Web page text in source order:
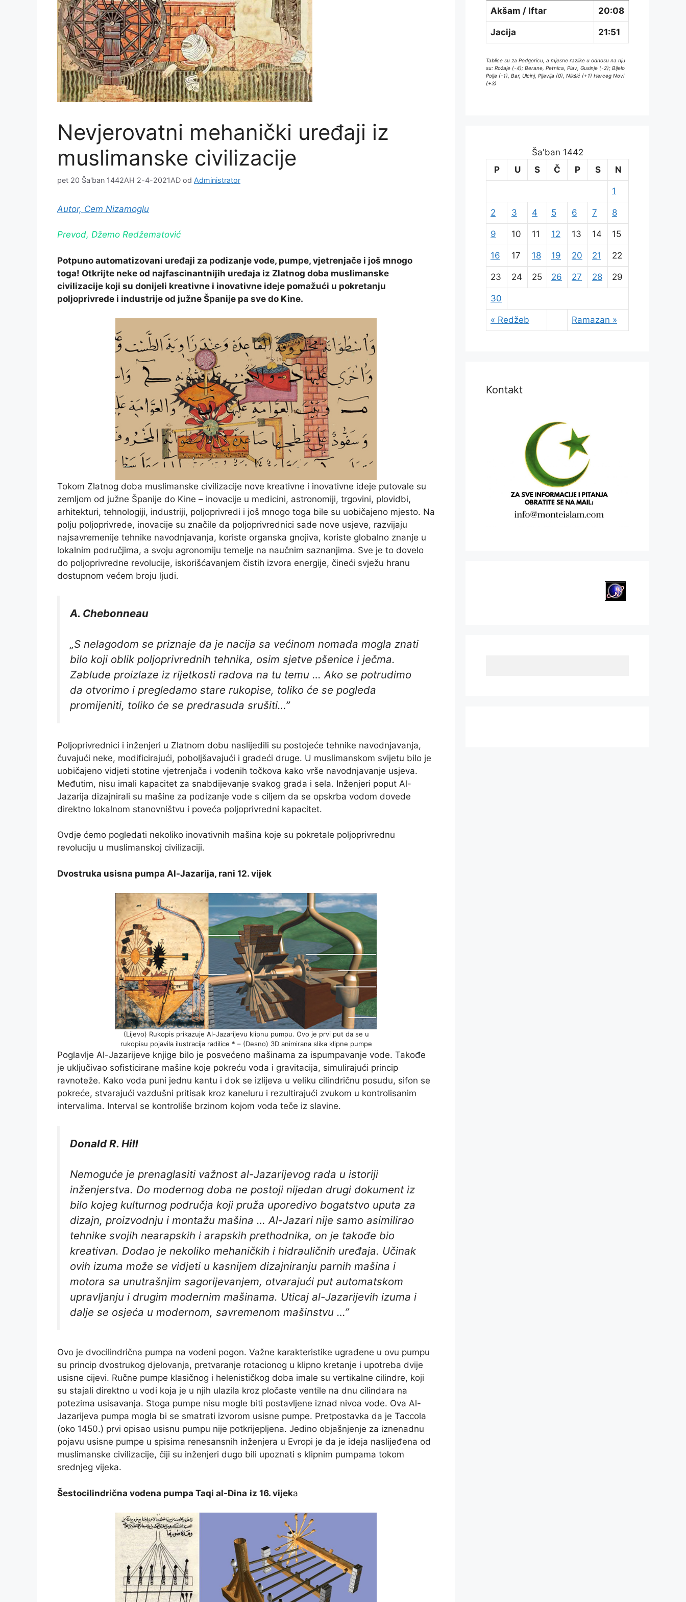
Nevjerovatni mehanički uređaji iz
muslimanske civilizacije
pet 20 Ša'ban 1442AH 2-4-2021AD od Administrator
Autor, Cem Nizamoglu
Prevod, Džemo Redžematović
Potpuno automatizovani uređaji za podizanje vode, pumpe, vjetrenjače i još mnogo
toga! Otkrijte neke od najfascinantnijih uređaja iz Zlatnog doba muslimanske
civilizacije koji su donijeli kreativne i inovativne ideje pomažući u pokretanju
poljoprivrede i industrije od južne Španije pa sve do Kine.
Tokom Zlatnog doba muslimanske civilizacije nove kreativne i inovativne ideje putovale su
zemljom od južne Španije do Kine – inovacije u medicini, astronomiji, trgovini, plovidbi,
arhitekturi, tehnologiji, industriji, poljoprivredi i još mnogo toga bile su uobičajeno mjesto. Na
polju poljoprivrede, inovacije su značile da poljoprivrednici sade nove usjeve, razvijaju
najsavremenije tehnike navodnjavanja, koriste organska gnojiva, koriste globalno znanje u
lokalnim područjima, a svoju agronomiju temelje na naučnim saznanjima. Sve je to dovelo
do poljoprivredne revolucije, iskorišćavanjem čistih izvora energije, čineći svježu hranu
dostupnom većem broju ljudi.
A. Chebonneau
„S nelagodom se priznaje da je nacija sa većinom nomada mogla znati
bilo koji oblik poljoprivrednih tehnika, osim sjetve pšenice i ječma.
Zablude proizlaze iz rijetkosti radova na tu temu … Ako se potrudimo
da otvorimo i pregledamo stare rukopise, toliko će se pogleda
promijeniti, toliko će se predrasuda srušiti…”
Poljoprivrednici i inženjeri u Zlatnom dobu naslijedili su postojeće tehnike navodnjavanja,
čuvajući neke, modificirajući, poboljšavajući i gradeći druge. U muslimanskom svijetu bilo je
uobičajeno vidjeti stotine vjetrenjača i vodenih točkova kako vrše navodnjavanje usjeva.
Međutim, nisu imali kapacitet za snabdijevanje svakog grada i sela. Inženjeri poput Al-
Jazarija dizajnirali su mašine za podizanje vode s ciljem da se opskrba vodom dovede
direktno lokalnom stanovništvu i poveća poljoprivredni kapacitet.
Ovdje ćemo pogledati nekoliko inovativnih mašina koje su pokretale poljoprivrednu
revoluciju u muslimanskoj civilizaciji.
Dvostruka usisna pumpa Al-Jazarija, rani 12. vijek
(Lijevo) Rukopis prikazuje Al-Jazarijevu klipnu pumpu. Ovo je prvi put da se u
rukopisu pojavila ilustracija radilice * – (Desno) 3D animirana slika klipne pumpe
Poglavlje Al-Jazarijeve knjige bilo je posvećeno mašinama za ispumpavanje vode. Takođe
je uključivao sofisticirane mašine koje pokreću voda i gravitacija, simulirajući princip
ravnoteže. Kako voda puni jednu kantu i dok se izlijeva u veliku cilindričnu posudu, sifon se
pokreće, stvarajući vazdušni pritisak kroz kaneluru i rezultirajući zvukom u kontrolisanim
intervalima. Interval se kontroliše brzinom kojom voda teče iz slavine.
Donald R. Hill
Nemoguće je prenaglasiti važnost al-Jazarijevog rada u istoriji
inženjerstva. Do modernog doba ne postoji nijedan drugi dokument iz
bilo kojeg kulturnog područja koji pruža uporedivo bogatstvo uputa za
dizajn, proizvodnju i montažu mašina … Al-Jazari nije samo asimilirao
tehnike svojih nearapskih i arapskih prethodnika, on je takođe bio
kreativan. Dodao je nekoliko mehaničkih i hidrauličnih uređaja. Učinak
ovih izuma može se vidjeti u kasnijem dizajniranju parnih mašina i
motora sa unutrašnjim sagorijevanjem, otvarajući put automatskom
upravljanju i drugim modernim mašinama. Uticaj al-Jazarijevih izuma i
dalje se osjeća u modernom, savremenom mašinstvu …”
Ovo je dvocilindrična pumpa na vodeni pogon. Važne karakteristike ugrađene u ovu pumpu
su princip dvostrukog djelovanja, pretvaranje rotacionog u klipno kretanje i upotreba dvije
usisne cijevi. Ručne pumpe klasičnog i helenističkog doba imale su vertikalne cilindre, koji
su stajali direktno u vodi koja je u njih ulazila kroz pločaste ventile na dnu cilindara na
potezima usisavanja. Stoga pumpe nisu mogle biti postavljene iznad nivoa vode. Ova Al-
Jazarijeva pumpa mogla bi se smatrati izvorom usisne pumpe. Pretpostavka da je Taccola
(oko 1450.) prvi opisao usisnu pumpu nije potkrijepljena. Jedino objašnjenje za iznenadnu
pojavu usisne pumpe u spisima renesansnih inženjera u Evropi je da je ideja naslijeđena od
muslimanske civilizacije, čiji su inženjeri dugo bili upoznati s klipnim pumpama tokom
srednjeg vijeka.
Šestocilindrična vodena pumpa Taqi al-Dina iz 16. vijeka
Akšam / Iftar 20:08
Jacija 21:51
Tablice su za Podgoricu, a mjesne razlike u odnosu na nju
su: Rožaje (-4); Berane, Petnica, Plav, Gusinje (-2); Bijelo
Polje (-1), Bar, Ulcinj, Pljevlja (0), Nikšić (+1) Herceg Novi
(+3)
Ša'ban 1442
P
U S Č P S N
« Redžeb Ramazan »
1
2 3 4 5 6 7 8
9 10 11 12 13 14 15
16 17 18 19 20 21 22
23 24 25 26 27 28 29
30
Kontakt